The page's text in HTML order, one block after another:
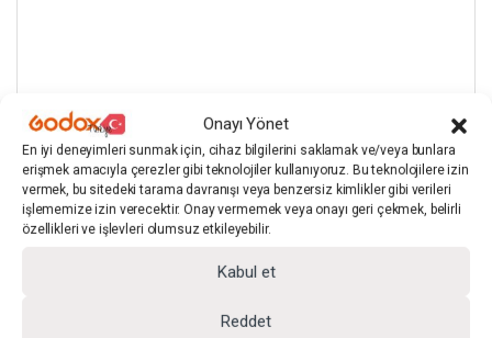
Onayı Yönet
En iyi deneyimleri sunmak için, cihaz bilgilerini saklamak ve/veya bunlara
erişmek amacıyla çerezler gibi teknolojiler kullanıyoruz. Bu teknolojilere izin
vermek, bu sitedeki tarama davranışı veya benzersiz kimlikler gibi verileri
işlememize izin verecektir. Onay vermemek veya onayı geri çekmek, belirli
özellikleri ve işlevleri olumsuz etkileyebilir.
Kabul et
Reddet